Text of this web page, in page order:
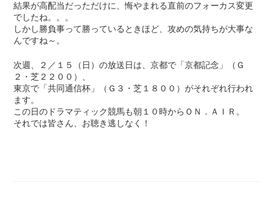
結果が高配当だっただけに、悔やまれる直前のフォーカス変更
でしたね。。。
しかし勝負事って勝っているときほど、攻めの気持ちが大事な
んですね～。
次週、２／１５（日）の放送日は、京都で「京都記念」（Ｇ
２・芝２２００）、
東京で「共同通信杯」（Ｇ３・芝１８００）がそれぞれ行われ
ます。
この日のドラマティック競馬も朝１０時からＯＮ．ＡＩＲ。
それでは皆さん、お聴き逃しなく！